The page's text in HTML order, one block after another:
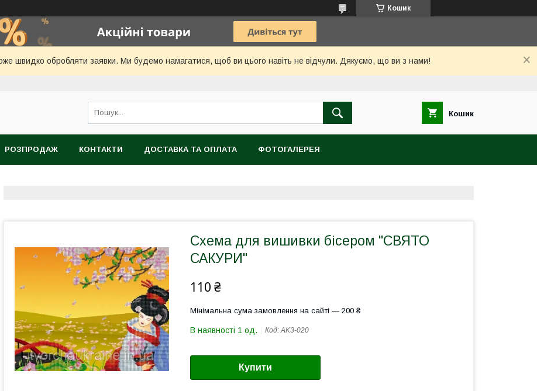
Кошик
швидко обробляти заявки. Ми будемо намагатися, щоб ви цього навіть не відчули. Дякуємо, що ви з нами!
Кошик
РОЗПРОДАЖ КОНТАКТИ ДОСТАВКА ТА ОПЛАТА ФОТОГАЛЕРЕЯ
Схема для вишивки бісером "СВЯТО
САКУРИ"
110 ₴
Мінімальна сума замовлення на сайті — 200 ₴
В наявності 1 од. Код:AK3-020
Купити